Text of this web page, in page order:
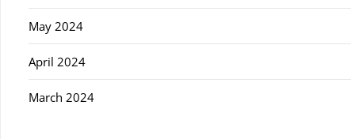
May 2024
April 2024
March 2024